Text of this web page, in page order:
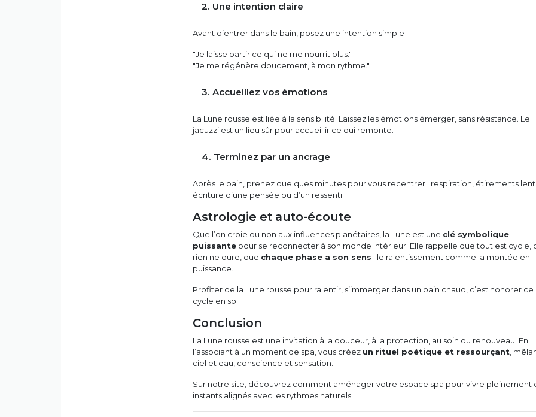
2. Une intention claire
Avant d’entrer dans le bain, posez une intention simple :
"Je laisse partir ce qui ne me nourrit plus."
"Je me régénère doucement, à mon rythme."
3. Accueillez vos émotions
La Lune rousse est liée à la sensibilité. Laissez les émotions émerger, sans résistance. Le
jacuzzi est un lieu sûr pour accueillir ce qui remonte.
4. Terminez par un ancrage
Après le bain, prenez quelques minutes pour vous recentrer : respiration, étirements
écriture d’une pensée ou d’un ressenti.
Astrologie et auto-écoute
Que l’on croie ou non aux influences planétaires, la Lune est une clé symbolique
puissante pour se reconnecter à son monde intérieur. Elle rappelle que tout est cycle,
rien ne dure, que chaque phase a son sens : le ralentissement comme la montée en
puissance.
Profiter de la Lune rousse pour ralentir, s’immerger dans un bain chaud, c’est honorer ce
cycle en soi.
Conclusion
La Lune rousse est une invitation à la douceur, à la protection, au soin du renouveau. En
l’associant à un moment de spa, vous créez un rituel poétique et ressourçant ,
ciel et eau, conscience et sensation.
Sur notre site, découvrez comment aménager votre espace spa pour vivre pleinement
instants alignés avec les rythmes naturels.